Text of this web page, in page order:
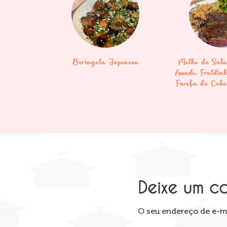
Beringela Japonesa
Molho de
Assado,
Farofa de
Deixe um
O seu endereço de e-